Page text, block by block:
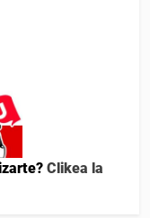
Clikea la